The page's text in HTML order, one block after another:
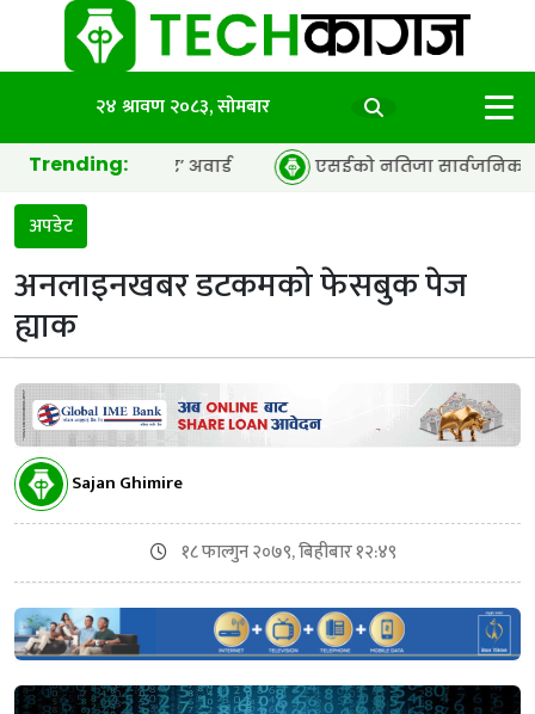
२४ श्रावण २०८३, सोमबार
Trending:
द इयर’ अवार्ड एसईको नतिजा सार्वजनिक, ६५.९८ प्रतिशत
अपडेट
अनलाइनखबर डटकमको फेसबुक पेज
ह्याक
Sajan Ghimire
१८ फाल्गुन २०७९, बिहीबार १२:४९